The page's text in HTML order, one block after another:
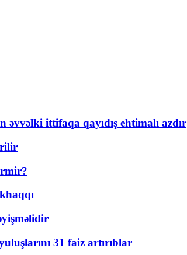
ittifaqa qayıdış ehtimalı azdır
31 faiz artırıblar